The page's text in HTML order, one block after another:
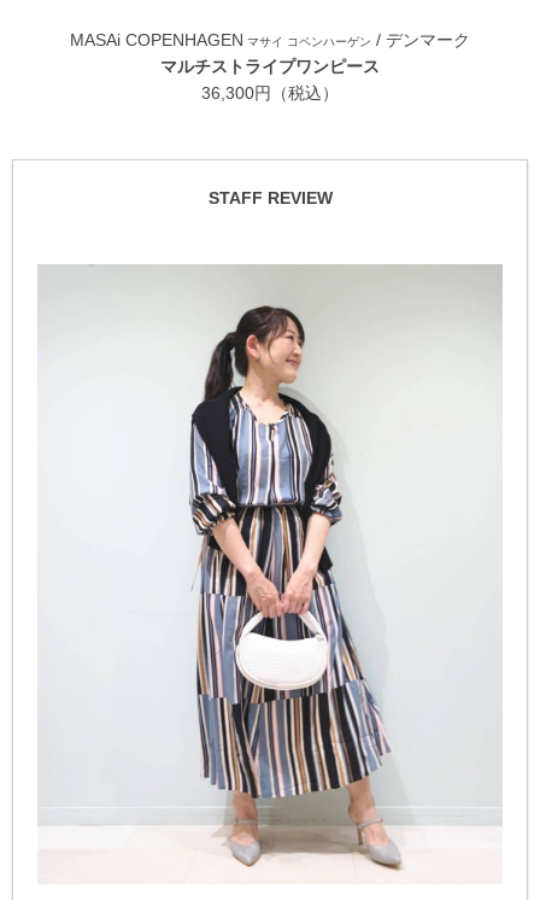
MASAi COPENHAGEN マサイ コペンハーゲン / デンマーク
マルチストライプワンピース
36,300円（税込）
STAFF REVIEW